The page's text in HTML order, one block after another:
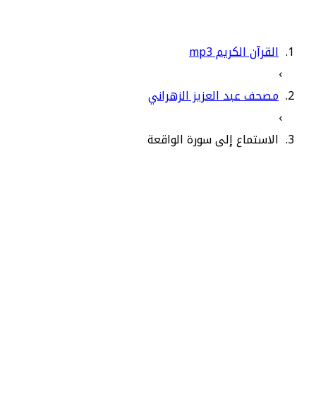
القرآن الكريم mp3
›
مصحف عبد العزيز الزهراني
›
الاستماع إلى سورة الواقعة